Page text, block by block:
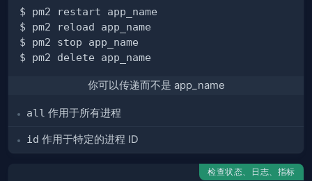
你可以传递而不是 app_name
all 作用于所有进程
id 作用于特定的进程 ID
检查状态、日志、指标